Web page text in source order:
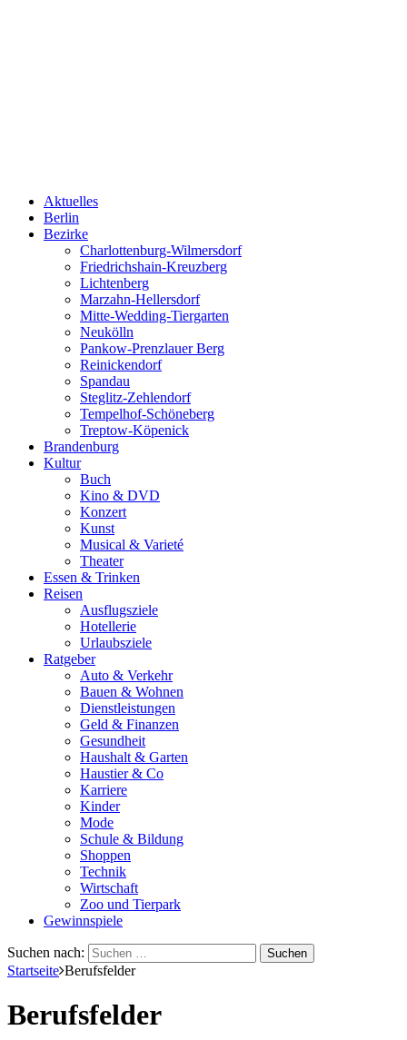
Aktuelles
Berlin
Bezirke
Charlottenburg-Wilmersdorf
Friedrichshain-Kreuzberg
Lichtenberg
Marzahn-Hellersdorf
Mitte-Wedding-Tiergarten
Neukölln
Pankow-Prenzlauer Berg
Reinickendorf
Spandau
Steglitz-Zehlendorf
Tempelhof-Schöneberg
Treptow-Köpenick
Brandenburg
Kultur
Buch
Kino & DVD
Konzert
Kunst
Musical & Varieté
Theater
Essen & Trinken
Reisen
Ausflugsziele
Hotellerie
Urlaubsziele
Ratgeber
Auto & Verkehr
Bauen & Wohnen
Dienstleistungen
Geld & Finanzen
Gesundheit
Haushalt & Garten
Haustier & Co
Karriere
Kinder
Mode
Schule & Bildung
Shoppen
Technik
Wirtschaft
Zoo und Tierpark
Gewinnspiele
Suchen nach:
Startseite Berufsfelder
Berufsfelder